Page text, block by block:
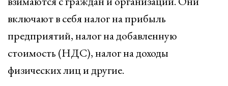
включают в себя налог на прибыль
предприятий, налог на добавленную
стоимость (НДС), налог на доходы
физических лиц и другие.